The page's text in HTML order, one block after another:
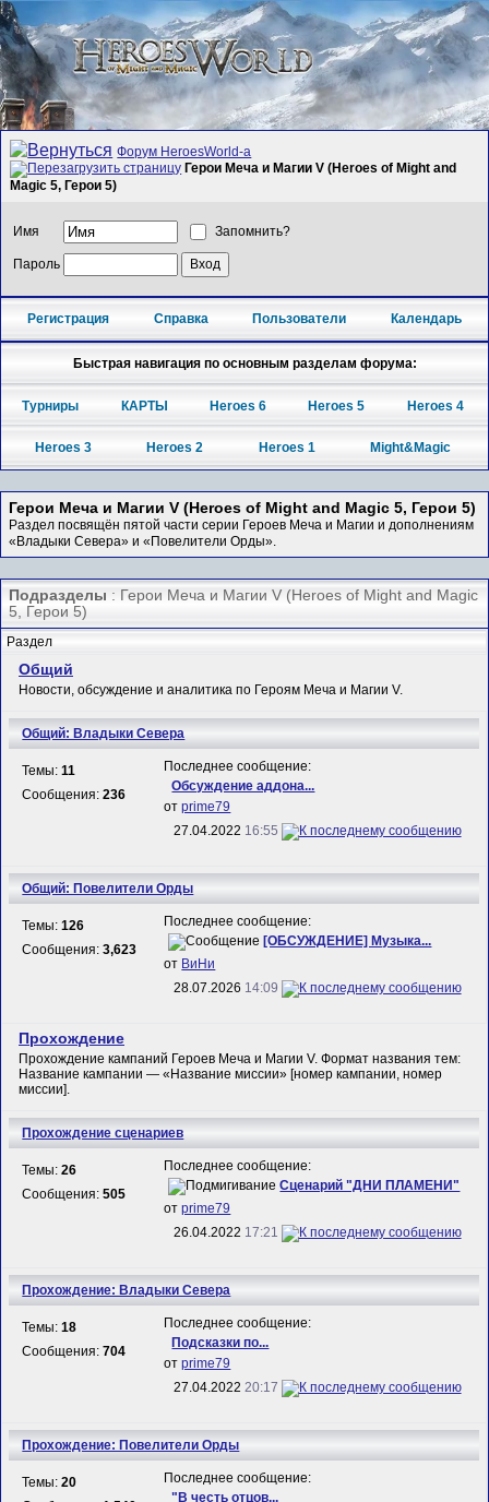
Форум HeroesWorld-а
Герои Меча и Магии V (Heroes of Might and
Magic 5, Герои 5)
Имя Запомнить?
Пароль
Регистрация Справка Пользователи Календарь
Быстрая навигация по основным разделам форума:
Турниры КАРТЫ Heroes 6 Heroes 5 Heroes 4
Heroes 3 Heroes 2 Heroes 1 Might&Magic
Герои Меча и Магии V (Heroes of Might and Magic 5, Герои 5)
Раздел посвящён пятой части серии Героев Меча и Магии и дополнениям
«Владыки Севера» и «Повелители Орды».
Подразделы : Герои Меча и Магии V (Heroes of Might and Magic
5, Герои 5)
Раздел
Общий
Новости, обсуждение и аналитика по Героям Меча и Магии V.
Общий: Владыки Севера
Темы:11
Сообщения:236
Последнее сообщение:
Обсуждение аддона...
отprime79
27.04.2022 16:55
Общий: Повелители Орды
Темы:126
Сообщения:3,623
Последнее сообщение:
[ОБСУЖДЕНИЕ] Музыка...
от ВиНи
28.07.2026 14:09
Прохождение
Прохождение кампаний Героев Меча и Магии V. Формат названия тем:
Название кампании — «Название миссии» [номер кампании, номер
миссии].
Прохождение сценариев
Темы:26
Сообщения:505
Последнее сообщение:
Сценарий "ДНИ ПЛАМЕНИ"
отprime79
26.04.2022 17:21
Прохождение: Владыки Севера
Темы:18
Сообщения:704
Последнее сообщение:
Подсказки по...
отprime79
27.04.2022 20:17
Прохождение: Повелители Орды
Темы:20
Последнее сообщение:
"В честь отцов...